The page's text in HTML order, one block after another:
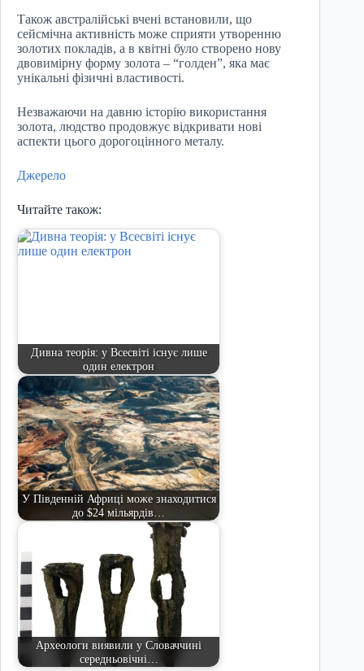
Також австралійські вчені встановили, що
сейсмічна активність може сприяти утворенню
золотих покладів, а в квітні було створено нову
двовимірну форму золота – “голден”, яка має
унікальні фізичні властивості.
Незважаючи на давню історію використання
золота, людство продовжує відкривати нові
аспекти цього дорогоцінного металу.
Джерело
Читайте також:
Дивна теорія: у Всесвіті існує лише
один електрон
У Південній Африці може знаходитися
до $24 мільярдів…
Археологи виявили у Словаччині
середньовічні…